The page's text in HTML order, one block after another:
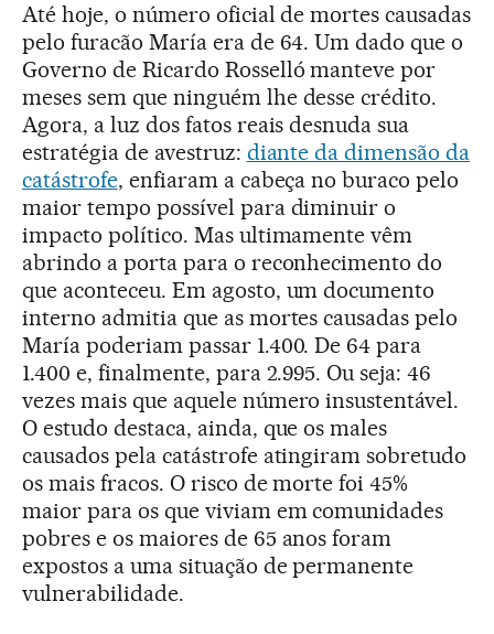
Até hoje, o número oficial de mortes causadas
pelo furacão María era de 64. Um dado que o
Governo de Ricardo Rosselló manteve por
meses sem que ninguém lhe desse crédito.
Agora, a luz dos fatos reais desnuda sua
estratégia de avestruz: diante da dimensão da
catástrofe, enfiaram a cabeça no buraco pelo
maior tempo possível para diminuir o
impacto político. Mas ultimamente vêm
abrindo a porta para o reconhecimento do
que aconteceu. Em agosto, um documento
interno admitia que as mortes causadas pelo
María poderiam passar 1.400. De 64 para
1.400 e, finalmente, para 2.995. Ou seja: 46
vezes mais que aquele número insustentável.
O estudo destaca, ainda, que os males
causados pela catástrofe atingiram sobretudo
os mais fracos. O risco de morte foi 45%
maior para os que viviam em comunidades
pobres e os maiores de 65 anos foram
expostos a uma situação de permanente
vulnerabilidade.